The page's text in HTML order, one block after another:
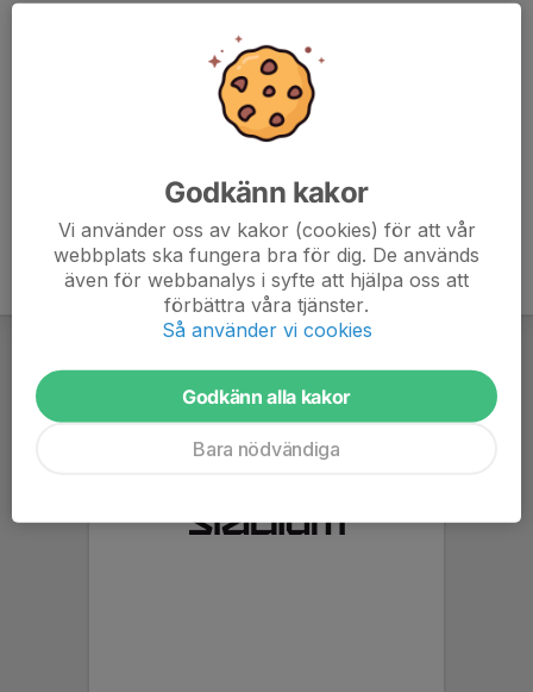
Godkänn kakor
Vi använder oss av kakor (cookies) för att vår
webbplats ska fungera bra för dig. De används
även för webbanalys i syfte att hjälpa oss att
förbättra våra tjänster.
Så använder vi cookies
Godkänn alla kakor
Bara nödvändiga